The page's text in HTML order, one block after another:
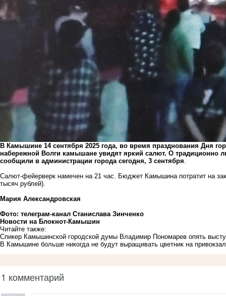
В Камышине 14 сентября 2025 года, во время празднования Дня
набережной Волги камышане увидят яркий салют. О
сообщили в администрации города сегодня, 3 сентября.
Салют-фейерверк намечен на 21 час. Бюджет Камышина потратит на
тысяч рублей).
Мария Александровская
Фото: телеграм-канал Станислава Зинченко
Новости на Блoкнoт-Камышин
Читайте также:
Спикер Камышинской городской думы Владимир Пономарев опять
В Камышине больше никогда не будут выращивать цветник на
1 комментарий